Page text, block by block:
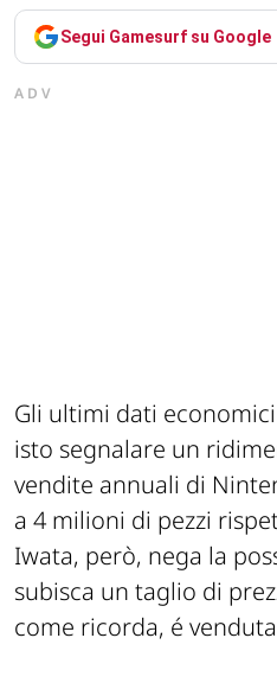
Segui Gamesurf su Google
ADV
Gli ultimi dati
isto segnalare un
vendite annuali di
a 4 milioni di pezzi
Iwata, però, nega la
subisca un taglio di
come ricorda, é